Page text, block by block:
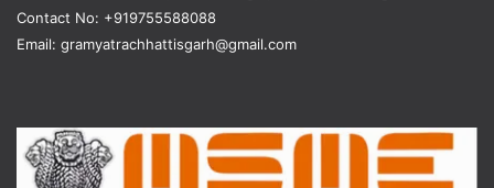
Contact No: +919755588088
Email: gramyatrachhattisgarh@gmail.com